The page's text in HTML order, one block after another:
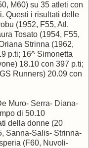
M60) su 35 atleti con
Questi i risultati delle
(1952, F55, Atl.
Tosato (1954, F55,
Strinna (1962,
p.ti; 16^ Simonetta
18.10 con 397 p.ti;
Runners) 20.09 con
Muro- Serra- Diana-
di 50.10
della donne (20
Sanna-Salis- Strinna-
(F60, Nuvoli-